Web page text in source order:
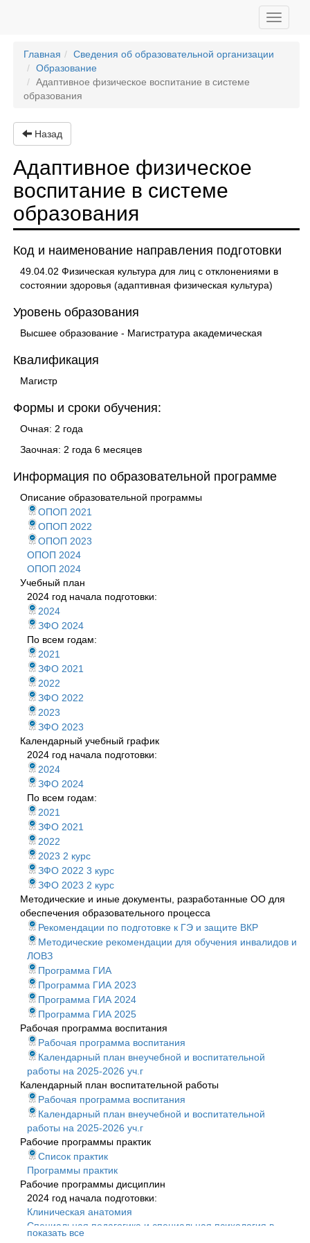
Toggle
Главная
Сведения об образовательной организации
Образование
Адаптивное физическое воспитание в системе
образования
Назад
Адаптивное физическое
воспитание в системе
образования
Код и наименование направления подготовки
49.04.02 Физическая культура для лиц с отклонениями в
состоянии здоровья (адаптивная физическая культура)
Уровень образования
Высшее образование - Магистратура академическая
Квалификация
Магистр
Формы и сроки обучения:
Очная: 2 года
Заочная: 2 года 6 месяцев
Информация по образовательной программе
Описание образовательной программы
ОПОП 2021
ОПОП 2022
ОПОП 2023
ОПОП 2024
ОПОП 2024
Учебный план
2024 год начала подготовки:
2024
ЗФО 2024
По всем годам:
2021
ЗФО 2021
2022
ЗФО 2022
2023
ЗФО 2023
Календарный учебный график
2024 год начала подготовки:
2024
ЗФО 2024
По всем годам:
2021
ЗФО 2021
2022
2023 2 курс
ЗФО 2022 3 курс
ЗФО 2023 2 курс
Методические и иные документы, разработанные ОО для
обеспечения образовательного процесса
Рекомендации по подготовке к ГЭ и защите ВКР
Методические рекомендации для обучения инвалидов и
ЛОВЗ
Программа ГИА
Программа ГИА 2023
Программа ГИА 2024
Программа ГИА 2025
Рабочая программа воспитания
Рабочая программа воспитания
Календарный план внеучебной и воспитательной
работы на 2025-2026 уч.г
Календарный план воспитательной работы
Рабочая программа воспитания
Календарный план внеучебной и воспитательной
работы на 2025-2026 уч.г
Рабочие программы практик
Список практик
Программы практик
Рабочие программы дисциплин
2024 год начала подготовки:
Клиническая анатомия
Специальная педагогика и специальная психология в
адаптивной физической культуре
показать все